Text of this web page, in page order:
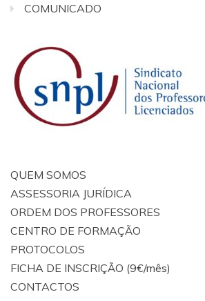
COMUNICADO
QUEM SOMOS
ASSESSORIA JURÍDICA
ORDEM DOS PROFESSORES
CENTRO DE FORMAÇÃO
PROTOCOLOS
FICHA DE INSCRIÇÃO (9€/mês)
CONTACTOS